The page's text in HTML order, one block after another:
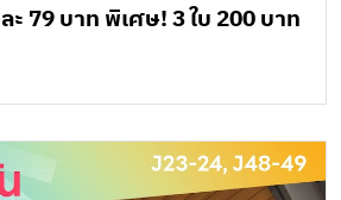
ะ 79 บาท พิเศษ! 3 ใบ 200 บาท